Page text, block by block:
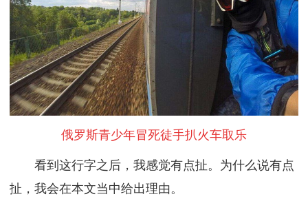
俄罗斯青少年冒死徒手扒火车取乐
看到这行字之后，我感觉有点扯。为什么说有点
扯，我会在本文当中给出理由。